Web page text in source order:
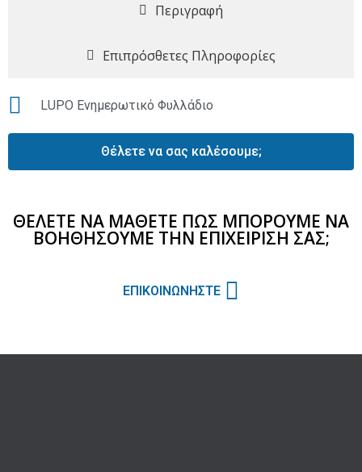
Περιγραφή
Επιπρόσθετες Πληροφορίες
LUPO Ενημερωτικό Φυλλάδιο
Θέλετε να σας καλέσουμε;
ΘΕΛΕΤΕ ΝΑ ΜΑΘΕΤΕ ΠΩΣ ΜΠΟΡΟΥΜΕ ΝΑ
ΒΟΗΘΗΣΟΥΜΕ ΤΗΝ ΕΠΙΧΕΙΡΙΣΗ ΣΑΣ;
ΕΠΙΚΟΙΝΩΝΗΣΤΕ